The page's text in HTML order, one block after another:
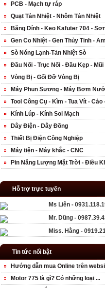
PCB - Mạch tự ráp
Quạt Tản Nhiệt - Nhôm Tản Nhiệt
Băng Dính - Keo Kafuter 704 -
Gen Co Nhiệt - Gen Thủy Tinh -
Sò Nóng Lạnh-Tản Nhiệt Sò
Đầu Nối - Trục Nối - Đầu Kẹp -
Vòng Bị - Gối Đỡ Vòng Bị
Máy Phun Sương - Máy Bơm
Tool Công Cụ - Kìm - Tua Vít - Cảo
Kính Lúp - Kính Soi Mạch
Dây Điện - Dây Đồng
Thiết Bị Điện Công Nghiệp
Máy tiện - Máy khắc - CNC
Pin Năng Lượng Mặt Trời - Điều
Hỗ trợ trực tuyến
Ms Liên -
Mr. Dũng -
Miss. Hằng -
Tin tức nổi bật
Hướng dẫn mua Online trên
Motor 775 là gì? Có những loại ...